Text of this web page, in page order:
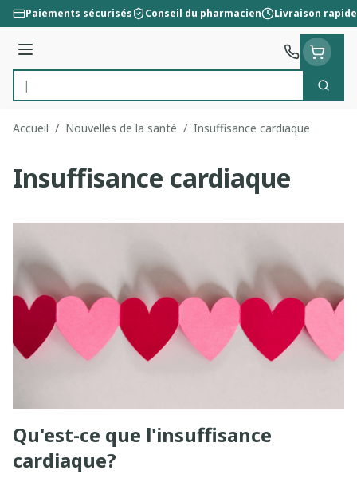
Aller au contenu
Paiements sécurisés Conseil du pharmacien Livraison rapide
Menu
Rechercher
Accueil / Nouvelles de la santé / Insuffisance cardiaque
Insuffisance cardiaque
Qu'est-ce que l'insuffisance
cardiaque?